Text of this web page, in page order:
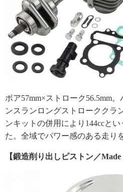
ボア57mm×ストローク56.5mm
ンスランロングストローククラ
ンキットの併用により144ccと
た。全域でパワー感のある走り
【鍛造削り出しピストン／Made